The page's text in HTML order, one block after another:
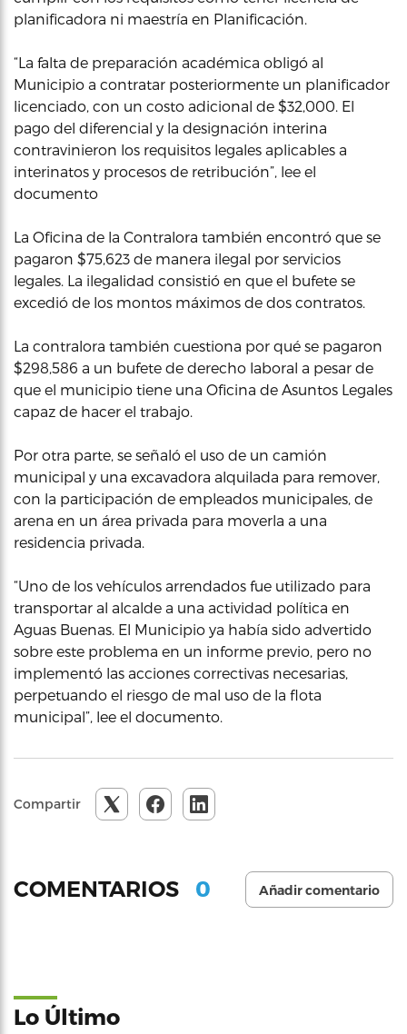
planificadora ni maestría en Planificación.
“La falta de preparación académica obligó al
Municipio a contratar posteriormente un planificador
licenciado, con un costo adicional de $32,000. El
pago del diferencial y la designación interina
contravinieron los requisitos legales aplicables a
interinatos y procesos de retribución”, lee el
documento
La Oficina de la Contralora también encontró que se
pagaron $75,623 de manera ilegal por servicios
legales. La ilegalidad consistió en que el bufete se
excedió de los montos máximos de dos contratos.
La contralora también cuestiona por qué se pagaron
$298,586 a un bufete de derecho laboral a pesar de
que el municipio tiene una Oficina de Asuntos Legales
capaz de hacer el trabajo.
Por otra parte, se señaló el uso de un camión
municipal y una excavadora alquilada para remover,
con la participación de empleados municipales, de
arena en un área privada para moverla a una
residencia privada.
“Uno de los vehículos arrendados fue utilizado para
transportar al alcalde a una actividad política en
Aguas Buenas. El Municipio ya había sido advertido
sobre este problema en un informe previo, pero no
implementó las acciones correctivas necesarias,
perpetuando el riesgo de mal uso de la flota
municipal”, lee el documento.
Compartir
COMENTARIOS 0 Añadir comentario
Lo Último